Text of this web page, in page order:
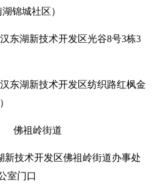
锦城社区）
东湖新技术开发区光谷8号3栋3
东湖新技术开发区纺织路红枫金
佛祖岭街道
新技术开发区佛祖岭街道办事处
室门口